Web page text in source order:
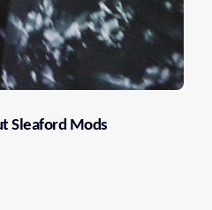
Sleaford Mods